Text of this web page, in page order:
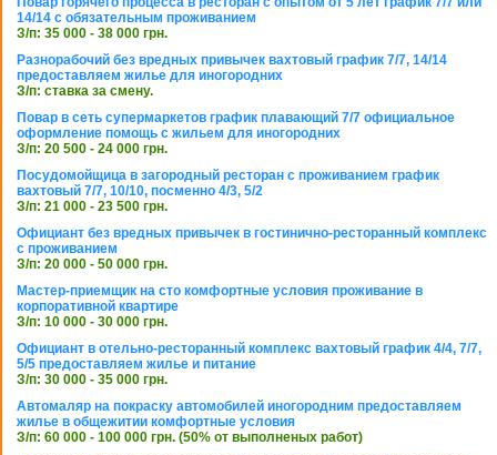
14/14 с обязательным проживанием
З/п: 35 000 - 38 000 грн.
Разнорабочий без вредных привычек вахтовый график 7/7, 14/14
предоставляем жилье для иногородних
З/п: ставка за смену.
Повар в сеть супермаркетов график плавающий 7/7 официальное
оформление помощь с жильем для иногородних
З/п: 20 500 - 24 000 грн.
Посудомойщица в загородный ресторан с проживанием график
вахтовый 7/7, 10/10, посменно 4/3, 5/2
З/п: 21 000 - 23 500 грн.
Официант без вредных привычек в гостинично-ресторанный комплекс
с проживанием
З/п: 20 000 - 50 000 грн.
Мастер-приемщик на сто комфортные условия проживание в
корпоративной квартире
З/п: 10 000 - 30 000 грн.
Официант в отельно-ресторанный комплекс вахтовый график 4/4, 7/7,
5/5 предоставляем жилье и питание
З/п: 30 000 - 35 000 грн.
Автомаляр на покраску автомобилей иногородним предоставляем
жилье в общежитии комфортные условия
З/п: 60 000 - 100 000 грн. (50% от выполненых работ)